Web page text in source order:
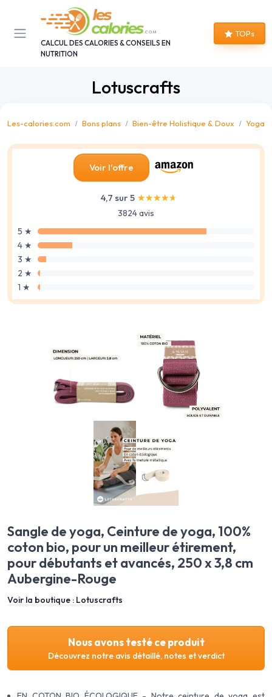
CALCUL DES CALORIES & CONSEILS EN
NUTRITION
TOPs
Lotuscrafts
Les-calories.com Bons plans Bien-être Holistique & Doux Yoga
Voir l'offre
4,7 sur 5 ★★★★★
★★★★★
3824 avis
5 ★
4 ★
3 ★
2 ★
1 ★
Sangle de yoga, Ceinture de yoga, 100%
coton bio, pour un meilleur étirement,
pour débutants et avancés, 250 x 3,8 cm
Aubergine-Rouge
Voir la boutique : Lotuscrafts
Nous avons testé ce produit
Découvrez notre avis détaillé, notes et verdict
Panneau de gestion des cookies